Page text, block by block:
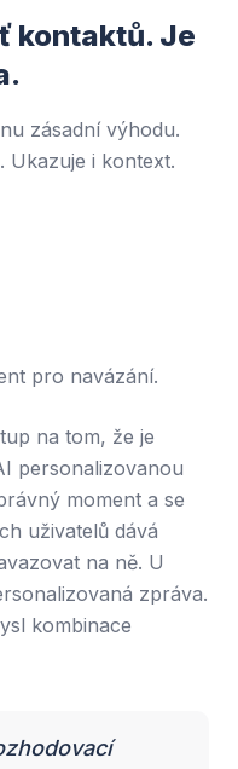
kontaktů. Je
zásadní výhodu.
Ukazuje i kontext.
pro navázání.
na tom, že je
personalizovanou
moment a se
uživatelů dává
na ně. U
zpráva.
kombinace